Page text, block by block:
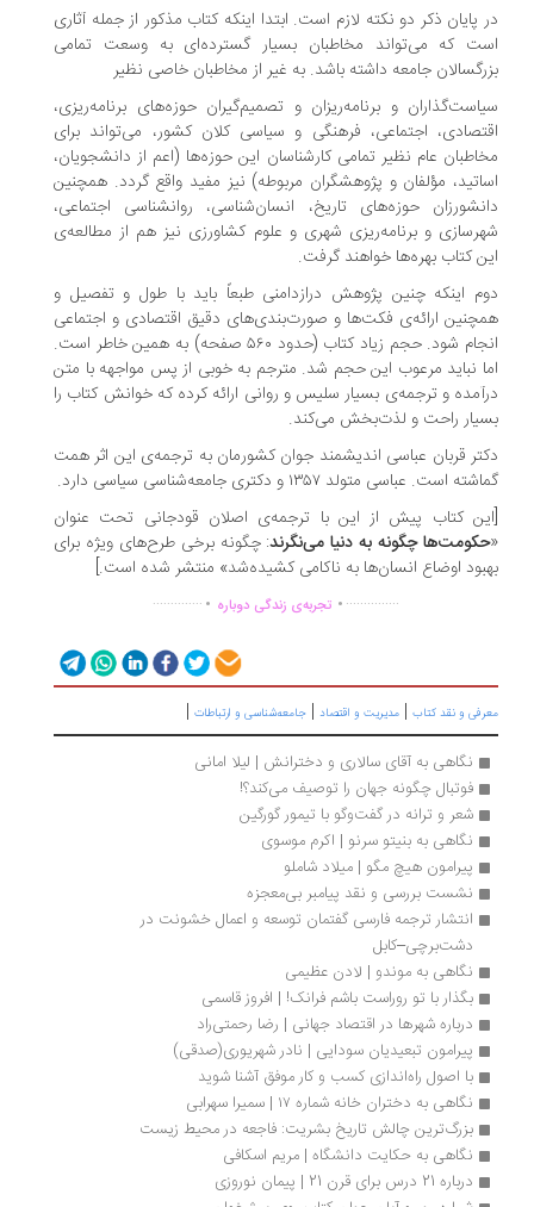
پایان ذکر دو نکته لازم است. ابتدا اینکه کتاب مذکور از جمله آثاری
که می‌تواند مخاطبان بسیار گسترده‌ای به وسعت تمامی
جامعه داشته باشد. به غیر از مخاطبان خاصی نظیر
و برنامه‌ریزان و تصمیم‌گیران حوزه‌های برنامه‌ریزی،
اجتماعی، فرهنگی و سیاسی کلان کشور، می‌تواند برای
عام نظیر تمامی کارشناسان این حوزه‌ها (اعم از دانشجویان،
مؤلفان و پژوهشگران مربوطه) نیز مفید واقع گردد. همچنین
حوزه‌های تاریخ، انسان‌شناسی، روانشناسی اجتماعی،
و برنامه‌ریزی شهری و علوم کشاورزی نیز هم از مطالعه‌ی
کتاب بهره‌ها خواهند گرفت.
اینکه چنین پژوهش درازدامنی طبعاً باید با طول و تفصیل و
ارائه‌ی فکت‌ها و صورت‌بندی‌های دقیق اقتصادی و اجتماعی
انجام شود. حجم زیاد کتاب (حدود ۵۶۰ صفحه) به همین خاطر است.
نباید مرعوب این حجم شد. مترجم به خوبی از پس مواجهه با متن
و ترجمه‌ی بسیار سلیس و روانی ارائه کرده که خوانش کتاب را
راحت و لذت‌بخش می‌کند.
قربان عباسی اندیشمند جوان کشورمان به ترجمه‌ی این اثر همت
است. عباسی متولد ۱۳۵۷ و دکتری جامعه‌شناسی سیاسی دارد.
کتاب پیش از این با ترجمه‌ی اصلان قودجانی تحت عنوان
چگونه به دنیا می‌نگرند: چگونه برخی طرح‌های ویژه برای
اوضاع انسان‌ها به ناکامی کشیده‌شد» منتشر شده‌ است.]
...............
. تجربه‌ی زندگی دوباره.
..............
و نقد کتاب|مدیریت و اقتصاد| جامعه‌شناسی و ارتباطات |
نگاهی به آقای سالاری و دخترانش | لیلا امانی
فوتبال چگونه جهان را توصیف می‌کند؟!
شعر و ترانه در گفت‌وگو با تیمور گورگین
نگاهی به بنیتو سرنو | اکرم موسوی
پیرامون هیچ مگو | میلاد شاملو
نشست بررسی و نقد پیامبر بی‌معجزه
انتشار ترجمه فارسی گفتمان توسعه و اعمال‌ خشونت در
دشت‌برچی‌‌–‌کابل
نگاهی به موندو | لادن عظیمی
بگذار با تو روراست باشم فرانک! | افروز قاسمی
درباره شهرها در اقتصاد جهانی | رضا رحمتی‌راد
پیرامون تبعیدیان سودایی | نادر شهریوری(صدقی)
با اصول راه‌اندازی کسب و کار موفق آشنا شوید
نگاهی به دختران خانه‌ شماره‌ ۱۷ | سمیرا سهرابی
بزرگ‌ترین چالش تاریخ بشریت: فاجعه در محیط زیست
نگاهی به حکایت دانشگاه | مریم اسکافی
درباره 21 درس برای قرن 21 | پیمان نوروزی